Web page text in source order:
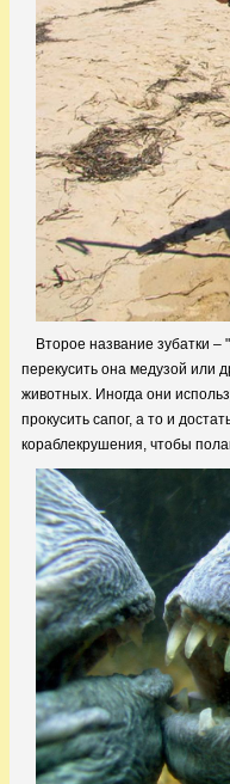
Второе название зубатки
перекусить она медузой или
животных. Иногда они
прокусить сапог, а то и
кораблекрушения, чтобы